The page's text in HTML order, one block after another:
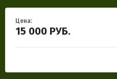
Цена:
15 000 РУБ.